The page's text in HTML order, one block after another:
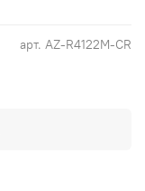
арт. AZ-R4122M-CR